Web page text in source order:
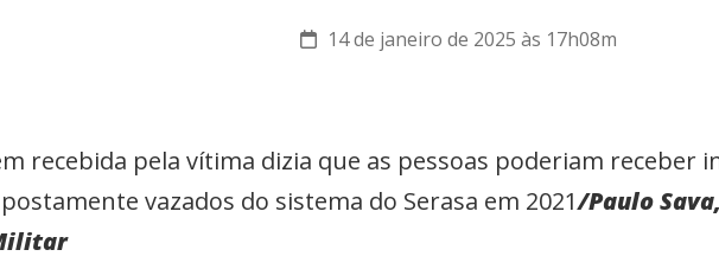
14 de janeiro de 2025 às 17h08m
recebida pela vítima dizia que as pessoas poderiam receber
vazados do sistema do Serasa em 2021/Paulo